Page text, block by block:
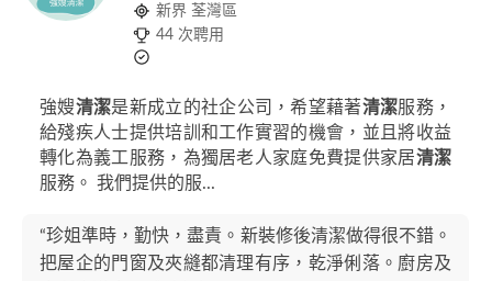
新界 荃灣區
44 次聘用
強嫂清潔是新成立的社企公司，希望藉著清潔服務，
給殘疾人士提供培訓和工作實習的機會，並且將收益
轉化為義工服務，為獨居老人家庭免費提供家居清潔
服務。 我們提供的服...
“珍姐準時，勤快，盡責。新裝修後清潔做得很不錯。
把屋企的門窗及夾縫都清理有序，乾淨俐落。廚房及